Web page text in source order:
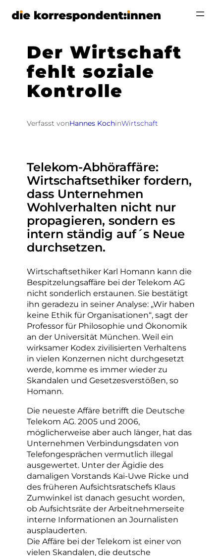
Zum
Der Wirtschaft
fehlt soziale
Kontrolle
Verfasst vonHannes KochinWirtschaft
Telekom-Abhöraffäre:
Wirtschaftsethiker fordern,
dass Unternehmen
Wohlverhalten nicht nur
propagieren, sondern es
intern ständig auf´s Neue
durchsetzen.
Wirtschaftsethiker Karl Homann kann die
Bespitzelungsaffäre bei der Telekom AG
nicht sonderlich erstaunen. Sie bestätigt
ihn geradezu in seiner Analyse: „Wir haben
keine Ethik für Organisationen“, sagt der
Professor für Philosophie und Ökonomik
an der Universität München. Weil ein
wirksamer Kodex zivilisierten Verhaltens
in vielen Konzernen nicht durchgesetzt
werde, komme es immer wieder zu
Skandalen und Gesetzesverstößen, so
Homann.
Die neueste Affäre betrifft die Deutsche
Telekom AG. 2005 und 2006,
möglicherweise aber auch länger, hat das
Unternehmen Verbindungsdaten von
Telefongesprächen vermutlich illegal
ausgewertet. Unter der Ägidie des
damaligen Vorstands Kai-Uwe Ricke und
des früheren Aufsichtsratschefs Klaus
Zumwinkel ist danach gesucht worden,
ob Aufsichtsräte der Arbeitnehmerseite
interne Informationen an Journalisten
ausplauderten.
Die Affäre bei der Telekom ist einer von
vielen Skandalen, die deutsche